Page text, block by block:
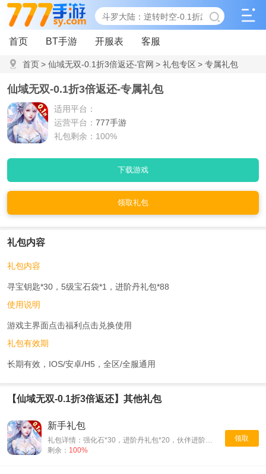
首页 BT手游 开服表 客服
首页> 仙域无双-0.1折3倍返还-官网 > 礼包专区 > 专属礼包
仙域无双-0.1折3倍返还-专属礼包
适用平台：
运营平台： 777手游
礼包剩余：100%
下载游戏
领取礼包
礼包内容
礼包内容
寻宝钥匙*30，5级宝石袋*1，进阶丹礼包*88
使用说明
游戏主界面点击福利点击兑换使用
礼包有效期
长期有效，IOS/安卓/H5，全区/全服通用
【仙域无双-0.1折3倍返还】其他礼包
领取
新手礼包
礼包详情：强化石*30，进阶丹礼包*20，伙伴进阶丹*10
剩余： 100%